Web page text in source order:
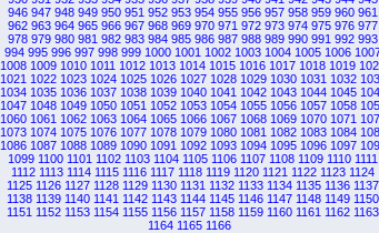
946 947 948 949 950 951 952 953 954 955 956 957 958 959 960 961
962 963 964 965 966 967 968 969 970 971 972 973 974 975 976 977
978 979 980 981 982 983 984 985 986 987 988 989 990 991 992 993
994 995 996 997 998 999 1000 1001 1002 1003 1004 1005 1006
1008 1009 1010 1011 1012 1013 1014 1015 1016 1017 1018 1019
1021 1022 1023 1024 1025 1026 1027 1028 1029 1030 1031 1032
1034 1035 1036 1037 1038 1039 1040 1041 1042 1043 1044 1045
1047 1048 1049 1050 1051 1052 1053 1054 1055 1056 1057 1058
1060 1061 1062 1063 1064 1065 1066 1067 1068 1069 1070 1071
1073 1074 1075 1076 1077 1078 1079 1080 1081 1082 1083 1084
1086 1087 1088 1089 1090 1091 1092 1093 1094 1095 1096 1097
1099 1100 1101 1102 1103 1104 1105 1106 1107 1108 1109 1110 1111
1112 1113 1114 1115 1116 1117 1118 1119 1120 1121 1122 1123 1124
1125 1126 1127 1128 1129 1130 1131 1132 1133 1134 1135 1136 1137
1138 1139 1140 1141 1142 1143 1144 1145 1146 1147 1148 1149 1150
1151 1152 1153 1154 1155 1156 1157 1158 1159 1160 1161 1162 1163
1164 1165 1166